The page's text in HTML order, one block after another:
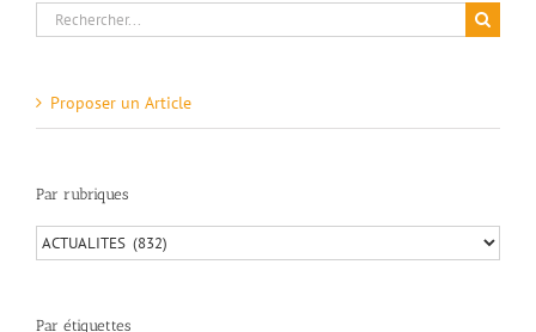
Rechercher:
Proposer un Article
Par rubriques
Par
rubriques
Par étiquettes